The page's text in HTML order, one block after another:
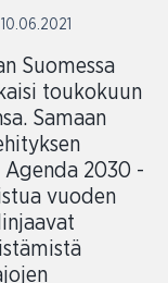
10.06.2021
Suomessa
toukokuun
Samaan
2030 -
vuoden